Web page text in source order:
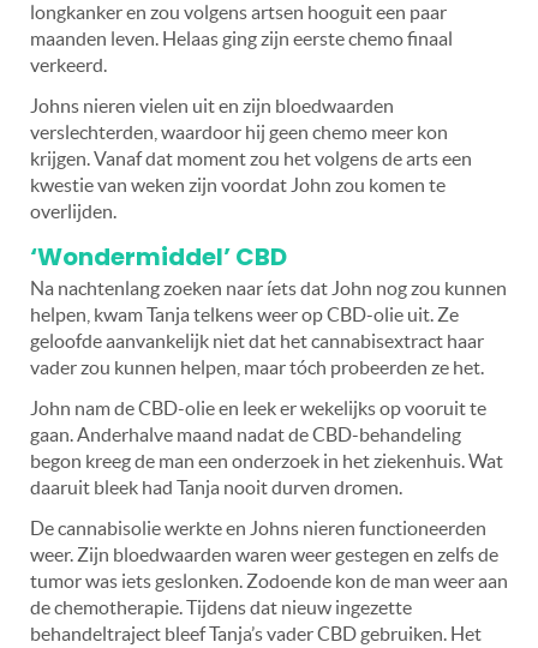
longkanker en zou volgens artsen hooguit een paar
maanden leven. Helaas ging zijn eerste chemo finaal
verkeerd.
Johns nieren vielen uit en zijn bloedwaarden
verslechterden, waardoor hij geen chemo meer kon
krijgen. Vanaf dat moment zou het volgens de arts een
kwestie van weken zijn voordat John zou komen te
overlijden.
‘Wondermiddel’ CBD
Na nachtenlang zoeken naar íets dat John nog zou kunnen
helpen, kwam Tanja telkens weer op CBD-olie uit. Ze
geloofde aanvankelijk niet dat het cannabisextract haar
vader zou kunnen helpen, maar tóch probeerden ze het.
John nam de CBD-olie en leek er wekelijks op vooruit te
gaan. Anderhalve maand nadat de CBD-behandeling
begon kreeg de man een onderzoek in het ziekenhuis. Wat
daaruit bleek had Tanja nooit durven dromen.
De cannabisolie werkte en Johns nieren functioneerden
weer. Zijn bloedwaarden waren weer gestegen en zelfs de
tumor was iets geslonken. Zodoende kon de man weer aan
de chemotherapie. Tijdens dat nieuw ingezette
behandeltraject bleef Tanja’s vader CBD gebruiken. Het